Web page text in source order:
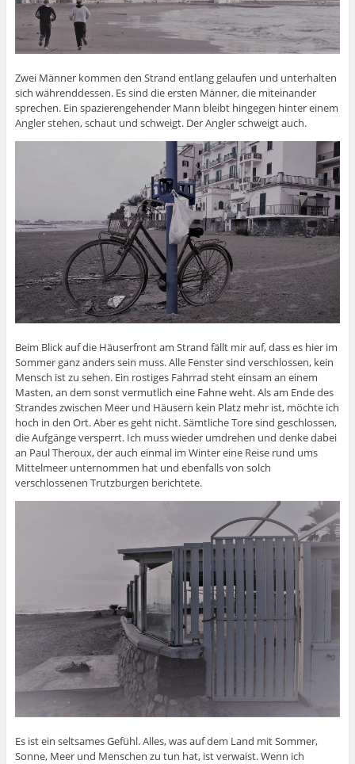
Zwei Männer kommen den Strand entlang gelaufen und unterhalten
sich währenddessen. Es sind die ersten Männer, die miteinander
sprechen. Ein spazierengehender Mann bleibt hingegen hinter einem
Angler stehen, schaut und schweigt. Der Angler schweigt auch.
Beim Blick auf die Häuserfront am Strand fällt mir auf, dass es hier im
Sommer ganz anders sein muss. Alle Fenster sind verschlossen, kein
Mensch ist zu sehen. Ein rostiges Fahrrad steht einsam an einem
Masten, an dem sonst vermutlich eine Fahne weht. Als am Ende des
Strandes zwischen Meer und Häusern kein Platz mehr ist, möchte ich
hoch in den Ort. Aber es geht nicht. Sämtliche Tore sind geschlossen,
die Aufgänge versperrt. Ich muss wieder umdrehen und denke dabei
an Paul Theroux, der auch einmal im Winter eine Reise rund ums
Mittelmeer unternommen hat und ebenfalls von solch
verschlossenen Trutzburgen berichtete.
Es ist ein seltsames Gefühl. Alles, was auf dem Land mit Sommer,
Sonne, Meer und Menschen zu tun hat, ist verwaist. Wenn ich